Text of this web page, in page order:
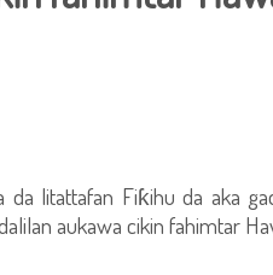
da litattafan Fiƙihu da aka
aukawa cikin fahimtar